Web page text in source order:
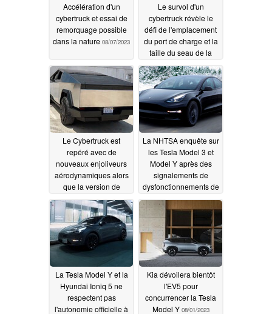
Accélération d'un
cybertruck et essai de
remorquage possible
dans la nature 08/07/2023
Le survol d'un
cybertruck révèle le
défi de l'emplacement
du port de charge et la
taille du seau de la
malle08/05/2023
Le Cybertruck est
repéré avec de
nouveaux enjoliveurs
aérodynamiques alors
que la version de
production avec des
plaques
d'immatriculation
texanes est filmée
08/03/2023
La NHTSA enquête sur
les Tesla Model 3 et
Model Y après des
signalements de
dysfonctionnements de
la direction08/02/2023
La Tesla Model Y et la
Hyundai Ioniq 5 ne
respectent pas
l'autonomie officielle à
Kia dévoilera bientôt
l'EV5 pour
concurrencer la Tesla
Model Y 08/01/2023